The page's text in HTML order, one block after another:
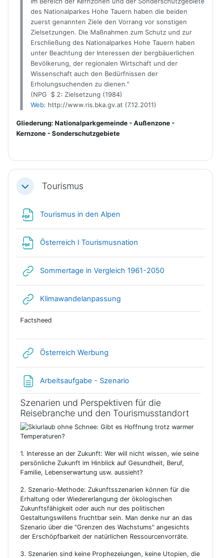
des Nationalparkes Hohe Tauern haben die beiden
zuerst genannten Ziele den Vorrang vor sonstigen
Zielsetzungen. Die Maßnahmen zum Schutz und zur
Erschließung des Nationalparkes Hohe Tauern haben
unter Beachtung der Interessen der bergbäuerlichen
Bevölkerung, der regionalen Wirtschaft und der
Wissenschaft auch den Bedürfnissen der
Erholungsuchenden zu dienen."
(NPG $ 2: Zielsetzung (1984)
Web: http://www.ris.bka.gv.at (7.12.2011)
Gliederung: Nationalparkgemeinde - Außenzone -
Kernzone - Sonderschutzgebiete
EinklappenTourismus
Tourismus in den Alpen
Österreich I Tourismusnation
Sommertage in Vergleich 1961-2050Link/URL
Klimawandelanpassung
Factsheed
Österreich Werbung
Arbeitsaufgabe - Szenario
Szenarien und Perspektiven für die
Reisebranche und den Tourismusstandort
1. Interesse an der Zukunft: Wer will nicht wissen, wie seine
persönliche Zukunft im Hinblick auf Gesundheit, Beruf,
Familie, Lebenserwartung usw. aussieht?
2. Szenario-Methode: Zukunftsszenarien können für die
Erhaltung oder Wiedererlangung der ökologischen
Zukunftsfähigkeit oder auch nur des politischen
Gestaltungswillens fruchtbar sein. Man denke nur an das
Szenario über die "Grenzen des Wachstums" angesichts
der Erschöpfbarkeit der natürlichen Ressourcenvorräte.
3. Szenarien sind keine Prophezeiungen, keine Utopien, die